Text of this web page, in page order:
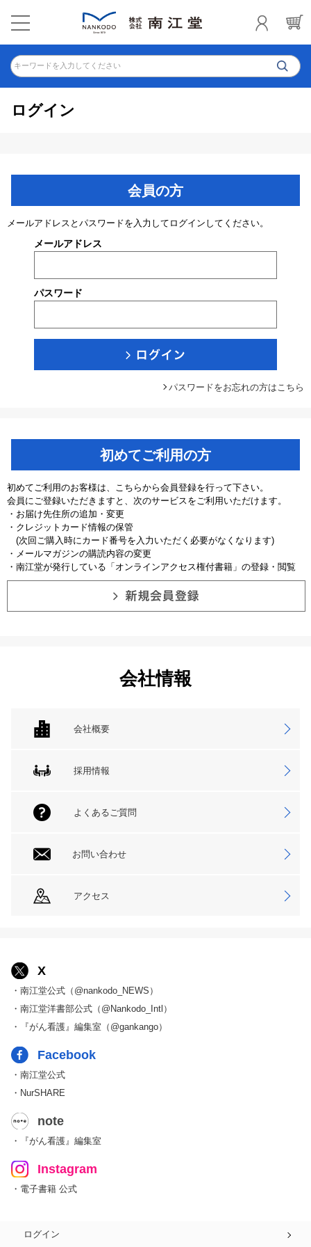
キーワードを入力してください
ログイン
会員の方
メールアドレスとパスワードを入力してログインしてください。
メールアドレス
パスワード
パスワードをお忘れの方はこちら
初めてご利用の方
初めてご利用のお客様は、こちらから会員登録を行って下さい。
会員にご登録いただきますと、次のサービスをご利用いただけます。
・お届け先住所の追加・変更
・クレジットカード情報の保管
(次回ご購入時にカード番号を入力いただく必要がなくなります)
・メールマガジンの購読内容の変更
・南江堂が発行している「オンラインアクセス権付書籍」の登録・閲覧
会社情報
会社概要
採用情報
よくあるご質問
お問い合わせ
アクセス
X
・南江堂公式（@nankodo_NEWS）
・南江堂洋書部公式（@Nankodo_Intl）
・『がん看護』編集室（@gankango）
Facebook
・南江堂公式
・NurSHARE
note
・『がん看護』編集室
Instagram
・電子書籍 公式
ログイン